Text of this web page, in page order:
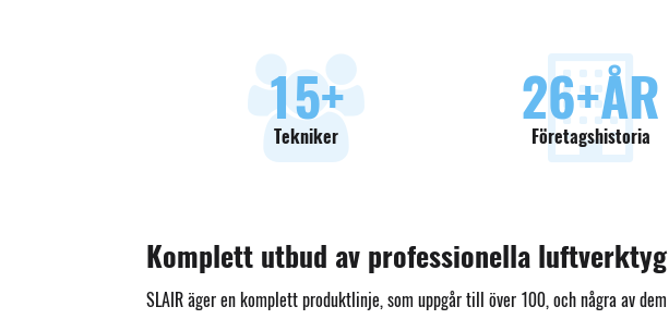
18+
Tekniker
30+ÅR
Företagshistoria
Komplett utbud av professionella luftverktyg
SLAIR äger en komplett produktlinje, som uppgår till över 100, och några av dem